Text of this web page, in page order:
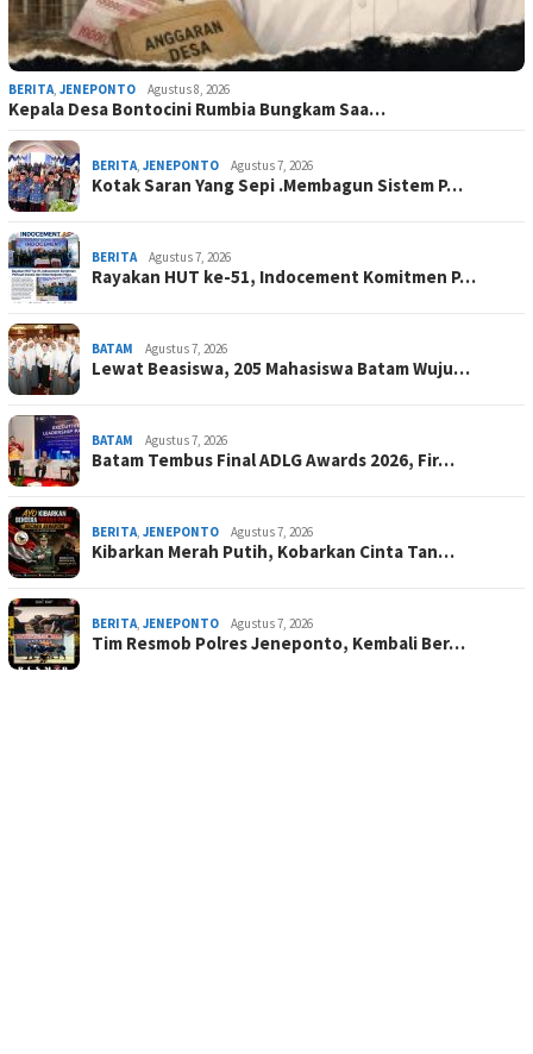
BERITA, JENEPONTO Agustus 8, 2026
Kepala Desa Bontocini Rumbia Bungkam Saa…
BERITA, JENEPONTO Agustus 7, 2026
Kotak Saran Yang Sepi .Membagun Sistem P…
BERITA Agustus 7, 2026
Rayakan HUT ke-51, Indocement Komitmen P…
BATAM Agustus 7, 2026
Lewat Beasiswa, 205 Mahasiswa Batam Wuju…
BATAM Agustus 7, 2026
Batam Tembus Final ADLG Awards 2026, Fir…
BERITA, JENEPONTO Agustus 7, 2026
Kibarkan Merah Putih, Kobarkan Cinta Tan…
BERITA, JENEPONTO Agustus 7, 2026
Tim Resmob Polres Jeneponto, Kembali Ber…